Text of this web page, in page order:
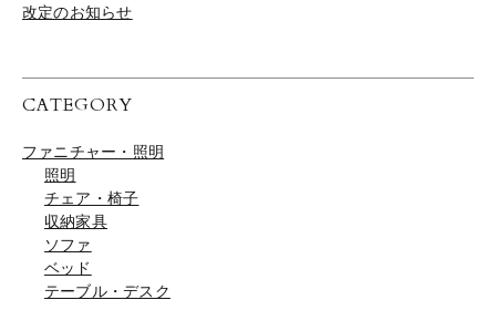
改定のお知らせ
CATEGORY
ファニチャー・照明
照明
チェア・椅子
収納家具
ソファ
ベッド
テーブル・デスク